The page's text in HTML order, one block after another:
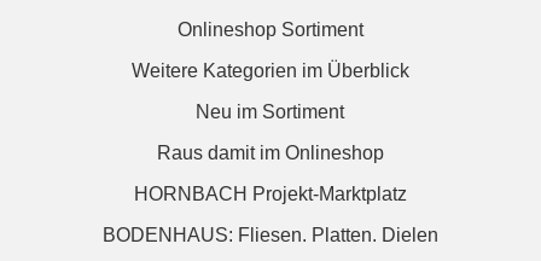
Onlineshop Sortiment
Weitere Kategorien im Überblick
Neu im Sortiment
Raus damit im Onlineshop
HORNBACH Projekt-Marktplatz
BODENHAUS: Fliesen. Platten. Dielen